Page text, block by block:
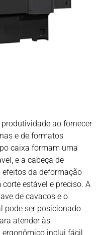
ao fornecer
e de formatos
caixa formam uma
e a cabeça de
da deformação
estável e preciso. A
de cavacos e o
pode ser posicionado
atender às
ergonômico inclui fácil